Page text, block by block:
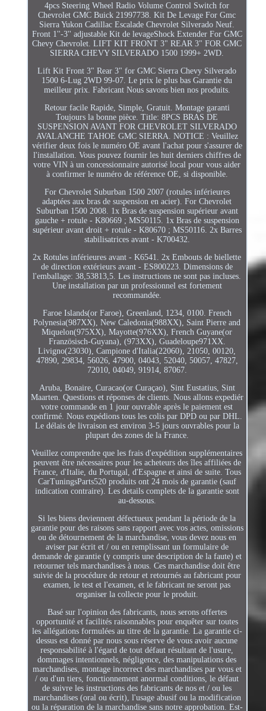
4pcs Steering Wheel Radio Volume Control Switch for
Chevrolet GMC Buick 21997738. Kit De Levage For Gmc
Sierra Yukon Cadillac Escalade Chevrolet Silverado Neuf.
Front 1''-3'' adjustable Kit de levageShock Extender For GMC
Chevy Chevrolet. LIFT KIT FRONT 3" REAR 3" FOR GMC
SIERRA CHEVY SILVERADO 1500 1999+ 2WD.
Lift Kit Front 3" Rear 3" for GMC Sierra Chevy Silverado
1500 6-Lug 2WD 99-07. Le prix le plus bas Garantie du
meilleur prix. Fabricant Nous savons bien nos produits.
Retour facile Rapide, Simple, Gratuit. Montage garanti
Toujours la bonne pièce. Title: 8PCS BRAS DE
SUSPENSION AVANT FOR CHEVROLET SILVERADO
AVALANCHE TAHOE GMC SIERRA. NOTICE : Veuillez
vérifier deux fois le numéro OE avant l'achat pour s'assurer de
l'installation. Vous pouvez fournir les huit derniers chiffres de
votre VIN à un concessionnaire autorisé local pour vous aider
à confirmer le numéro de référence OE, si disponible.
For Chevrolet Suburban 1500 2007 (rotules inférieures
adaptées aux bras de suspension en acier). For Chevrolet
Suburban 1500 2008. 1x Bras de suspension supérieur avant
gauche + rotule - K80669 ; MS50115. 1x Bras de suspension
supérieur avant droit + rotule - K80670 ; MS50116. 2x Barres
stabilisatrices avant - K700432.
2x Rotules inférieures avant - K6541. 2x Embouts de biellette
de direction extérieurs avant - ES800223. Dimensions de
l'emballage: 38,53813,5. Les instructions ne sont pas incluses.
Une installation par un professionnel est fortement
recommandée.
Faroe Islands(or Faroe), Greenland, 1234, 0100. French
Polynesia(987XX), New Caledonia(988XX), Saint Pierre and
Miquelon(975XX), Mayotte(976XX), French Guyane(or
Französisch-Guyana), (973XX), Guadeloupe971XX.
Livigno(23030), Campione d'Italia(22060), 21050, 00120,
47890, 29834, 56026, 47900, 04043, 52040, 50057, 47827,
72010, 04049, 91914, 87067.
Aruba, Bonaire, Curacao(or Curaçao), Sint Eustatius, Sint
Maarten. Questions et réponses de clients. Nous allons expediér
votre commande en 1 jour ouvrable après le paiement est
confirmé. Nous expédions tous les colis par DPD ou par DHL.
Le délais de livraison est environ 3-5 jours ouvrables pour la
plupart des zones de la France.
Veuillez comprendre que les frais d'expédition supplémentaires
peuvent être nécessaires pour les acheteurs des îles affiliées de
France, d'Italie, du Portugal, d'Espagne et ainsi de suite. Tous
CarTuningsParts520 produits ont 24 mois de garantie (sauf
indication contraire). Les details complets de la garantie sont
au-dessous.
Si les biens deviennent défectueux pendant la période de la
garantie pour des raisons sans rapport avec vos actes, omissions
ou de détournement de la marchandise, vous devez nous en
aviser par écrit et / ou en remplissant un formulaire de
demande de garantie (y compris une description de la faute) et
retourner tels marchandises à nous. Ces marchandise doit être
suivie de la procédure de retour et retournés au fabricant pour
examen, le test et l'examen, et le fabricant ne seront pas
organiser la collecte pour le produit.
Basé sur l'opinion des fabricants, nous serons offertes
opportunité et facilités raisonnables pour enquêter sur toutes
les allégations formulées au titre de la garantie. La garantie ci-
dessus est donné par nous sous réserve de vous avoir aucune
responsabilité à l'égard de tout défaut résultant de l'usure,
dommages intentionnels, négligence, des manipulations des
marchandises, montage incorrect des marchandises par vous et
/ ou d'un tiers, fonctionnement anormal conditions, le défaut
de suivre les instructions des fabricants de nos et / ou les
marchandises (oral ou écrit), l'usage abusif ou la modification
ou la réparation de la marchandise sans notre approbation. Est-